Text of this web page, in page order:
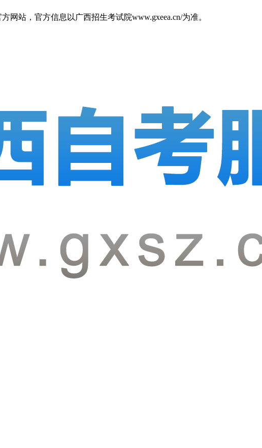
站，官方信息以广西招生考试院www.gxeea.cn/为准。